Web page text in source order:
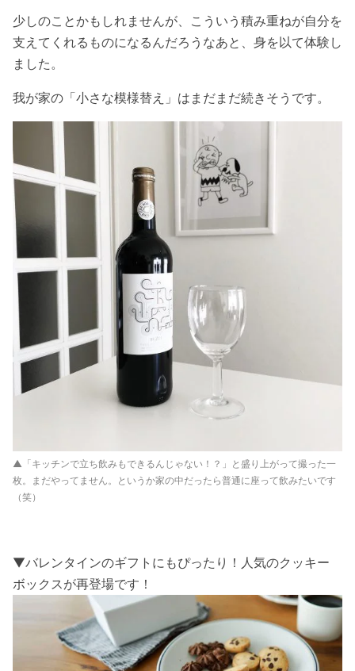
少しのことかもしれませんが、こういう積み重ねが自分を
支えてくれるものになるんだろうなあと、身を以て体験し
ました。
我が家の「小さな模様替え」はまだまだ続きそうです。
▲「キッチンで立ち飲みもできるんじゃない！？」と盛り上がって撮った一
枚。まだやってません。というか家の中だったら普通に座って飲みたいです
（笑）
▼バレンタインのギフトにもぴったり！人気のクッキー
ボックスが再登場です！